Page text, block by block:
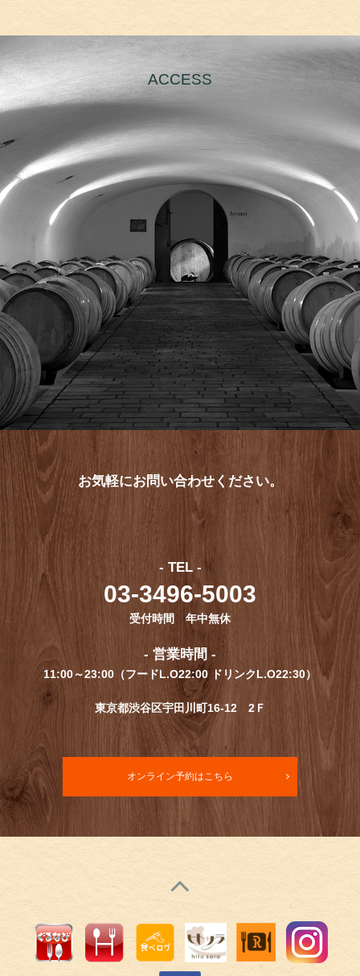
ACCESS
お気軽にお問い合わせください。
- TEL -
03-3496-5003
受付時間 年中無休
- 営業時間 -
11:00～23:00（フードL.O22:00 ドリンクL.O22:30）
東京都渋谷区宇田川町16-12 2Ｆ
オンライン予約はこちら